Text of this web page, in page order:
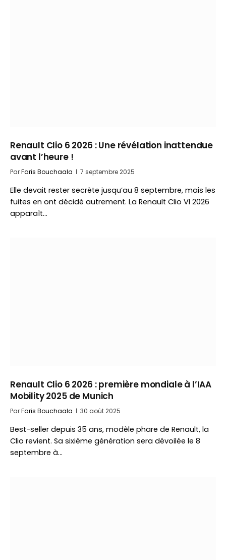
Renault Clio 6 2026 : Une révélation inattendue
avant l’heure !
ParFaris Bouchaala 7 septembre 2025
Elle devait rester secrète jusqu’au 8 septembre, mais les
fuites en ont décidé autrement. La Renault Clio VI 2026
apparaît…
Renault Clio 6 2026 : première mondiale à l’IAA
Mobility 2025 de Munich
ParFaris Bouchaala 30 août 2025
Best-seller depuis 35 ans, modèle phare de Renault, la
Clio revient. Sa sixième génération sera dévoilée le 8
septembre à…